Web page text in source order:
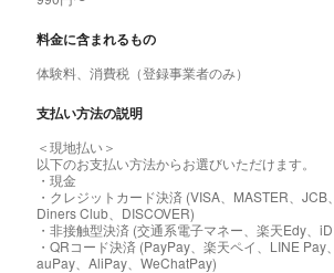
料金に含まれるもの
体験料、消費税（登録事業者のみ）
支払い方法の説明
＜現地払い＞
以下のお支払い方法からお選びいただけます。
・現金
・クレジットカード決済 (VISA、MASTER、JCB
Diners Club、DISCOVER)
・非接触型決済 (交通系電子マネー、楽天Edy、
・QRコード決済 (PayPay、楽天ペイ、LINE Pay
auPay、AliPay、WeChatPay)